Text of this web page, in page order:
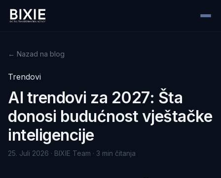
← Nazad na blog
Trendovi
AI trendovi za 2027: Šta
donosi budućnost vještačke
inteligencije
25. Juli 2026 · BIXIE Team · 3 min čitanja